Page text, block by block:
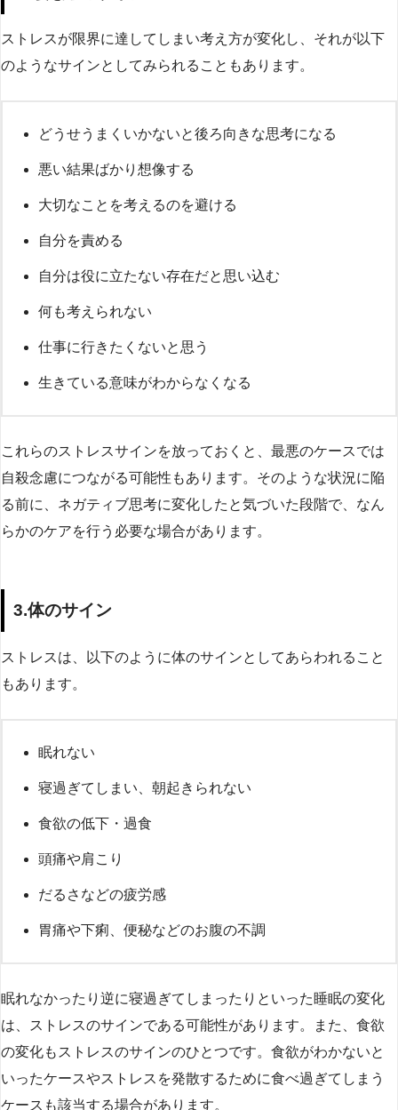
ストレスが限界に達してしまい考え方が変化し、それが以下
のようなサインとしてみられることもあります。
どうせうまくいかないと後ろ向きな思考になる
悪い結果ばかり想像する
大切なことを考えるのを避ける
自分を責める
自分は役に立たない存在だと思い込む
何も考えられない
仕事に行きたくないと思う
生きている意味がわからなくなる
これらのストレスサインを放っておくと、最悪のケースでは
自殺念慮につながる可能性もあります。そのような状況に陥
る前に、ネガティブ思考に変化したと気づいた段階で、なん
らかのケアを行う必要な場合があります。
3.体のサイン
ストレスは、以下のように体のサインとしてあらわれること
もあります。
眠れない
寝過ぎてしまい、朝起きられない
食欲の低下・過食
頭痛や肩こり
だるさなどの疲労感
胃痛や下痢、便秘などのお腹の不調
眠れなかったり逆に寝過ぎてしまったりといった睡眠の変化
は、ストレスのサインである可能性があります。また、食欲
の変化もストレスのサインのひとつです。食欲がわかないと
いったケースやストレスを発散するために食べ過ぎてしまう
ケースも該当する場合があります。